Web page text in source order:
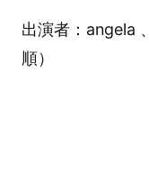
出演者：angela
順）